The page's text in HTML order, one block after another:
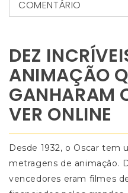
COMENTÁRIO
DEZ
ANIMAÇÃO
GANHARAM
VER ONLINE
Desde 1932, o Oscar tem
metragens de animação.
vencedores eram filmes